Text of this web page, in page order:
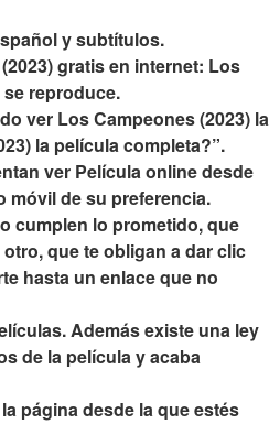
y subtítulos.
gratis en internet: Los
reproduce.
ver Los Campeones (2023) la
la película completa?”.
ver Película online desde
móvil de su preferencia.
cumplen lo prometido, que
que te obligan a dar clic
hasta un enlace que no
Además existe una ley
de la película y acaba
página desde la que estés